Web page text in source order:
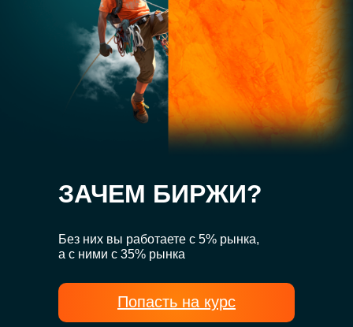
Без них вы работаете с 5% рынка,
а с ними с 35% рынка
Попасть на курс
ЗАЧЕМ БИРЖИ?